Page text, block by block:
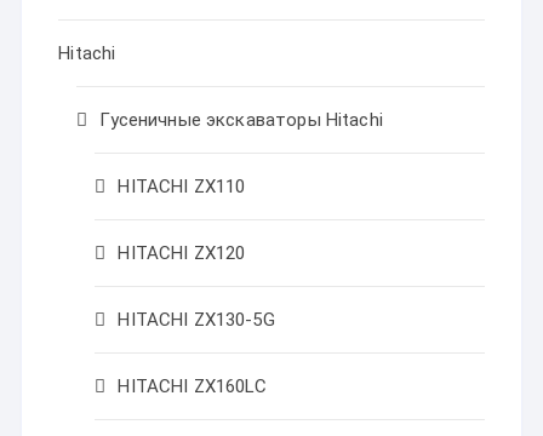
Hitachi
Гусеничные экскаваторы Hitachi
HITACHI ZX110
HITACHI ZX120
HITACHI ZX130-5G
HITACHI ZX160LC